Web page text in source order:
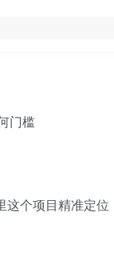
个项目精准定